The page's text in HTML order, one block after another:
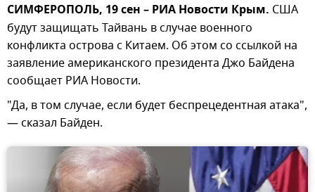
СИМФЕРОПОЛЬ, 19 сен – РИА Новости Крым. США
будут защищать Тайвань в случае военного
конфликта острова с Китаем. Об этом со ссылкой на
заявление американского президента Джо Байдена
сообщает РИА Новости.
"Да, в том случае, если будет беспрецедентная атака",
— сказал Байден.